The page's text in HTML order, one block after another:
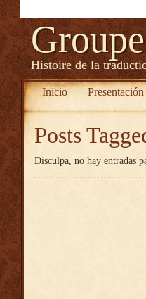
Histoire de la
Inicio Presentación
Posts
Disculpa, no hay entradas